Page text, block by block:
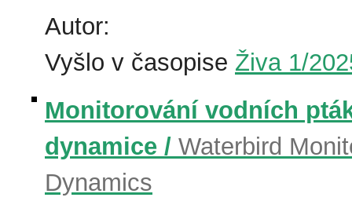
Autor:
Vyšlo v časopise Živa 1/
Monitorování vodních
dynamice / Waterbird
Dynamics